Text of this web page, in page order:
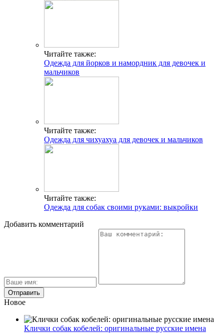
Читайте также:
Одежда для йорков и намордник для девочек и
мальчиков
Читайте также:
Одежда для чихуахуа для девочек и мальчиков
Читайте также:
Одежда для собак своими руками: выкройки
Добавить комментарий
Новое
Клички собак кобелей: оригинальные русские имена